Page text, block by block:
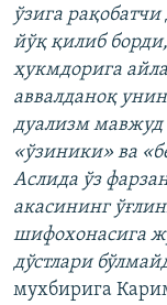
ўзига
йўқ қилиб
ҳукмдорига
аввалданоқ
дуализм мавжуд
«ўзиники» ва
Аслида ўз
акасининг
шифохонасига
дўстлари
мухбирига